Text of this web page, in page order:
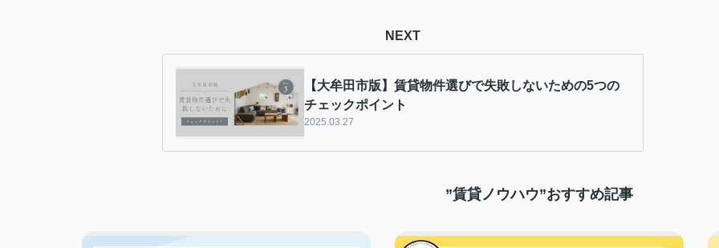
NEXT
【大牟田市版】賃貸物件選びで失敗しないための5つの
チェックポイント
2025.03.27
”賃貸ノウハウ”おすすめ記事